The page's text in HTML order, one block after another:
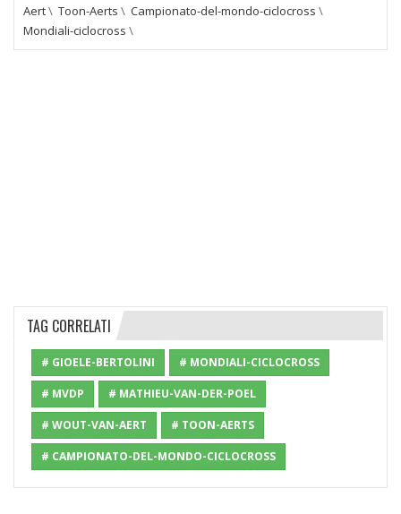
Aert\ Toon-Aerts \ Campionato-del-mondo-ciclocross \
Mondiali-ciclocross \
TAG CORRELATI
# GIOELE-BERTOLINI # MONDIALI-CICLOCROSS
# MVDP # MATHIEU-VAN-DER-POEL
# WOUT-VAN-AERT # TOON-AERTS
# CAMPIONATO-DEL-MONDO-CICLOCROSS